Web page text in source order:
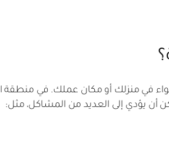
في منزلك أو مكان عملك. في منطقة
أن يؤدي إلى العديد من المشاكل، مثل: